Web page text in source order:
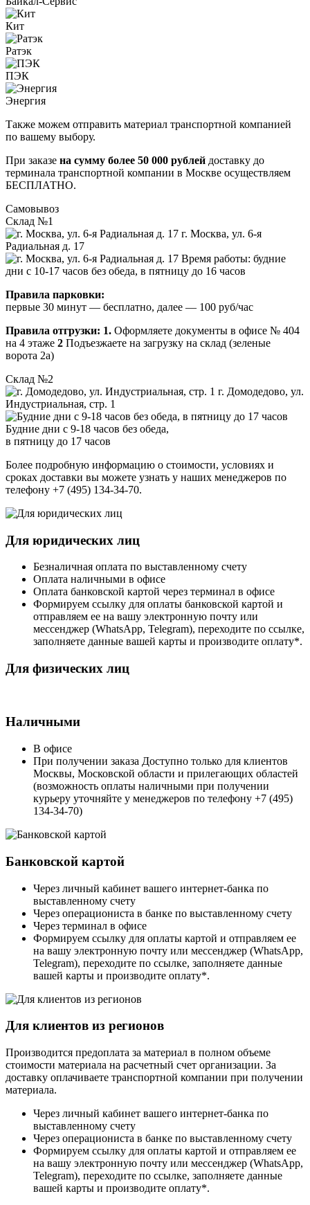
Кит
Ратэк
ПЭК
Энергия
Также можем отправить материал транспортной компанией
по вашему выбору.
При заказе на сумму более 50 000 рублей доставку до
терминала транспортной компании в Москве осуществляем
БЕСПЛАТНО.
Самовывоз
Склад №1
г. Москва, ул. 6-я
Радиальная д. 17
Время работы: будние
дни с 10-17 часов без обеда, в пятницу до 16 часов
Правила парковки:
первые 30 минут — бесплатно, далее — 100 руб/час
Правила отгрузки: 1. Оформляете документы в офисе № 404
на 4 этаже 2 Подъезжаете на загрузку на склад (зеленые
ворота 2а)
Склад №2
г. Домодедово, ул.
Индустриальная, стр. 1
Будние дни с 9-18 часов без обеда,
в пятницу до 17 часов
Более подробную информацию о стоимости, условиях и
сроках доставки вы можете узнать у наших менеджеров по
телефону +7 (495) 134-34-70.
Для юридических лиц
Безналичная оплата по выставленному счету
Оплата наличными в офисе
Оплата банковской картой через терминал в офисе
Формируем ссылку для оплаты банковской картой и
отправляем ее на вашу электронную почту или
мессенджер (WhatsApp, Telegram), переходите по ссылке,
заполняете данные вашей карты и производите оплату*.
Для физических лиц
Наличными
В офисе
При получении заказа Доступно только для клиентов
Москвы, Московской области и прилегающих областей
(возможность оплаты наличными при получении
курьеру уточняйте у менеджеров по телефону +7 (495)
134-34-70)
Банковской картой
Через личный кабинет вашего интернет-банка по
выставленному счету
Через операциониста в банке по выставленному счету
Через терминал в офисе
Формируем ссылку для оплаты картой и отправляем ее
на вашу электронную почту или мессенджер (WhatsApp,
Telegram), переходите по ссылке, заполняете данные
вашей карты и производите оплату*.
Для клиентов из регионов
Производится предоплата за материал в полном объеме
стоимости материала на расчетный счет организации. За
доставку оплачиваете транспортной компании при получении
материала.
Через личный кабинет вашего интернет-банка по
выставленному счету
Через операциониста в банке по выставленному счету
Формируем ссылку для оплаты картой и отправляем ее
на вашу электронную почту или мессенджер (WhatsApp,
Telegram), переходите по ссылке, заполняете данные
вашей карты и производите оплату*.